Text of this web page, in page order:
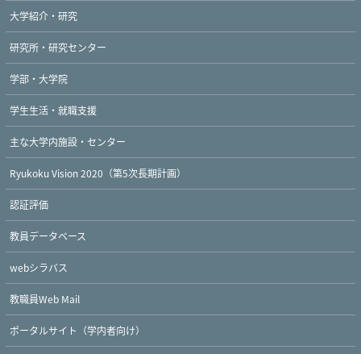
大学紹介・研究
研究所・研究センター
学部・大学院
学生生活・就職支援
主な大学内施設・センター
Ryukoku Vision 2020（第5次長期計画）
認証評価
教員データベース
webシラバス
教職員Web Mail
ポータルサイト（学内者向け）